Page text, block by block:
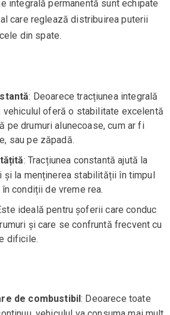
integrală permanentă sunt echipate
care reglează distribuirea puterii
din spate.
: Deoarece tracțiunea integrală
oferă o stabilitate excelentă
pe drumuri alunecoase, cum ar fi
sau pe zăpadă.
: Tracțiunea constantă ajută la
și la menținerea stabilității în timpul
condiții de vreme rea.
ideală pentru șoferii care conduc
și care se confruntă frecvent cu
dificile.
de combustibil: Deoarece toate